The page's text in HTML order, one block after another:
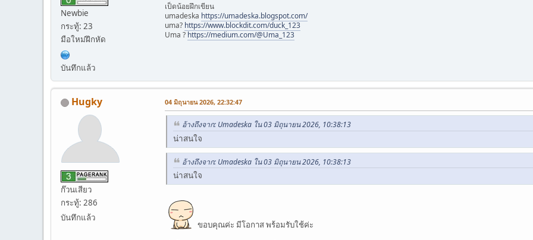
Newbie
กระทู้: 23
มือใหม่ฝึกหัด
บันทึกแล้ว
เป็ดน้อยฝึกเขียน
umadeska https://umadeska.blogspot.com/
uma? https://www.blockdit.com/duck_123
Uma ? https://medium.com/@Uma_123
Hugky
ก๊วนเสียว
กระทู้: 286
บันทึกแล้ว
04 มิถุนายน 2026, 22:32:47
อ้างถึงจาก: Umadeska ใน 03 มิถุนายน 2026, 10:38:13
น่าสนใจ
อ้างถึงจาก: Umadeska ใน 03 มิถุนายน 2026, 10:38:13
น่าสนใจ
ขอบคุณค่ะ มีโอกาส พร้อมรับใช้ค่ะ